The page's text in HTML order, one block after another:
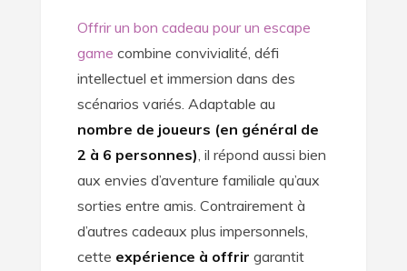
Offrir un bon cadeau pour un escape
game combine convivialité, défi
intellectuel et immersion dans des
scénarios variés. Adaptable au
nombre de joueurs (en général de
2 à 6 personnes) , il répond aussi bien
aux envies d’aventure familiale qu’aux
sorties entre amis. Contrairement à
d’autres cadeaux plus impersonnels,
cette expérience à offrir garantit